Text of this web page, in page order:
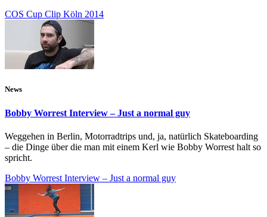
COS Cup Clip Köln 2014
News
Bobby Worrest Interview – Just a normal guy
Weggehen in Berlin, Motorradtrips und, ja, natürlich Skateboarding
– die Dinge über die man mit einem Kerl wie Bobby Worrest halt so
spricht.
Bobby Worrest Interview – Just a normal guy